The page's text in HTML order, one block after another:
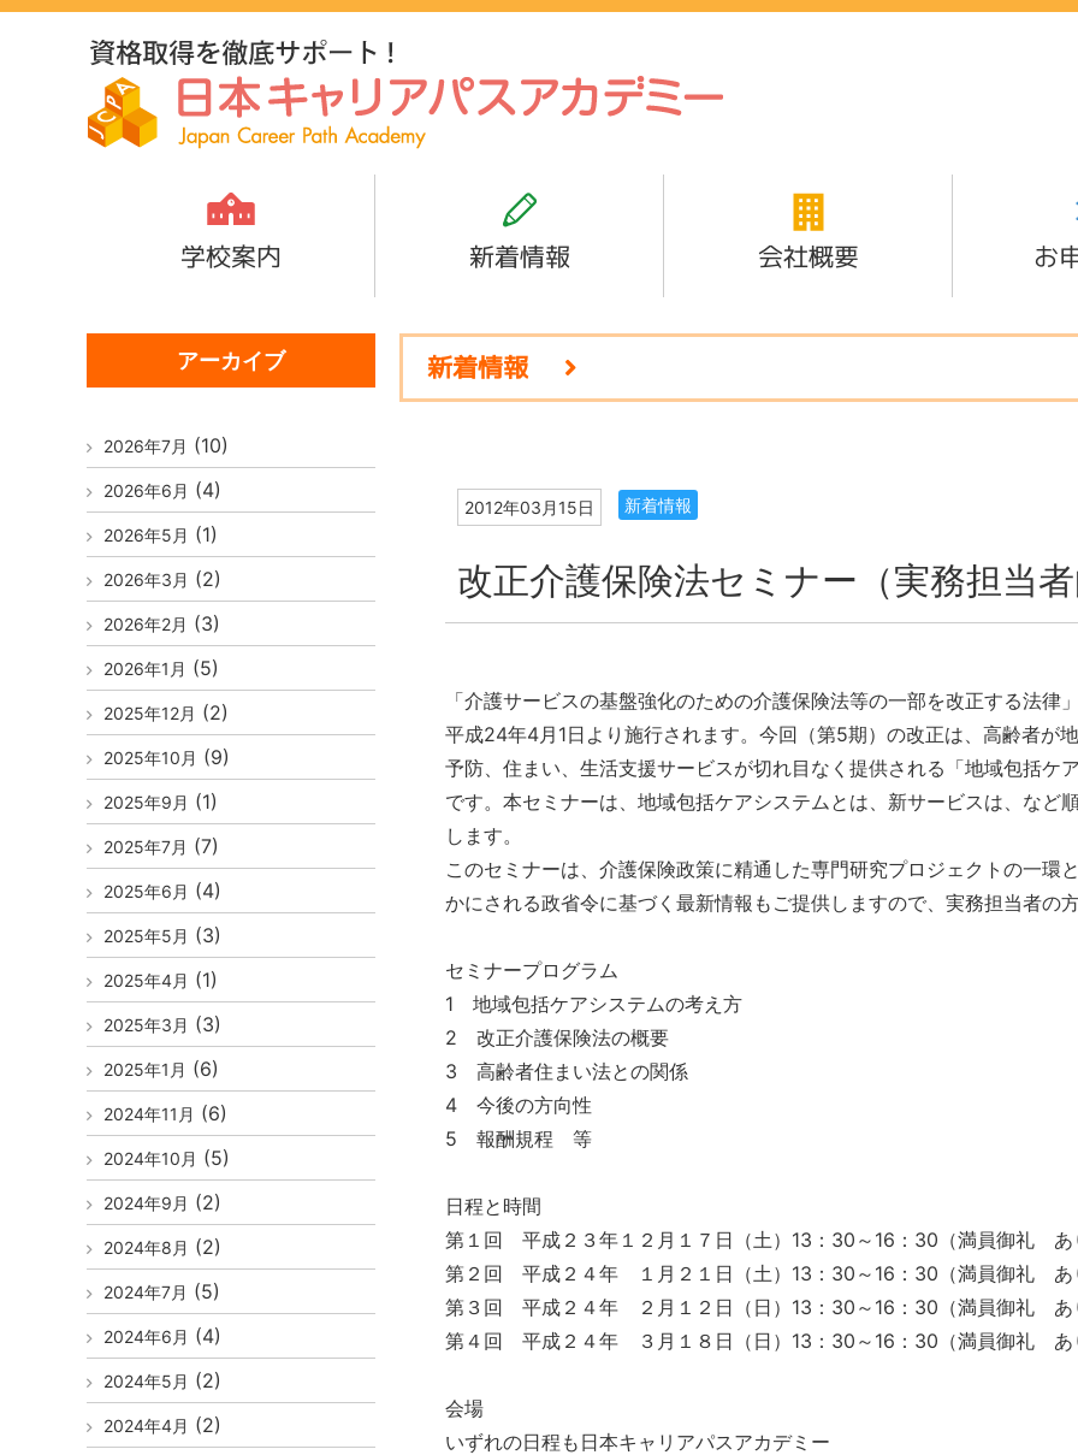
学校案内 新着情報 会社概要 お
新着情報
2012年03月15日 新着情報
改正介護保険法セミナー（実務担当
「介護サービスの基盤強化のための介護保険法等の一部を改正する法
平成24年4月1日より施行されます。今回（第5期）の改正は、高齢者が
予防、住まい、生活支援サービスが切れ目なく提供される「地域包括ケ
です。本セミナーは、地域包括ケアシステムとは、新サービスは、など
します。
このセミナーは、介護保険政策に精通した専門研究プロジェクトの一環
かにされる政省令に基づく最新情報もご提供しますので、実務担当者の
セミナープログラム
1 地域包括ケアシステムの考え方
2 改正介護保険法の概要
3 高齢者住まい法との関係
4 今後の方向性
5 報酬規程 等
日程と時間
第１回 平成２３年１２月１７日（土）13：30～16：30（満員御礼 あ
第２回 平成２４年 １月２１日（土）13：30～16：30（満員御礼 あ
第３回 平成２４年 ２月１２日（日）13：30～16：30（満員御礼 あ
第４回 平成２４年 ３月１８日（日）13：30～16：30（満員御礼 あ
会場
いずれの日程も日本キャリアパスアカデミー
アーカイブ
2026年7月 (10)
2026年6月 (4)
2026年5月 (1)
2026年3月 (2)
2026年2月 (3)
2026年1月 (5)
2025年12月 (2)
2025年10月 (9)
2025年9月 (1)
2025年7月 (7)
2025年6月 (4)
2025年5月 (3)
2025年4月 (1)
2025年3月 (3)
2025年1月 (6)
2024年11月 (6)
2024年10月 (5)
2024年9月 (2)
2024年8月 (2)
2024年7月 (5)
2024年6月 (4)
2024年5月 (2)
2024年4月 (2)